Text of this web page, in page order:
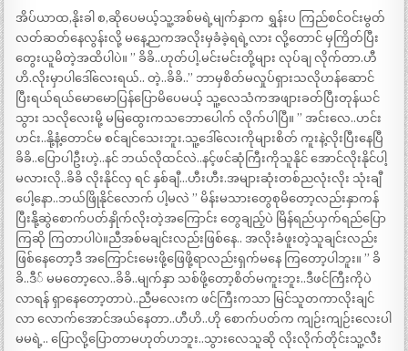
အိပ်ယာထ,နိုးခါ စ,ဆိုပေမယ့်သူ့အစ်မရဲ့မျက်နှာက ရွှန်းပ ကြည်စင်ဝင်းမွတ်
လတ်ဆတ်နေလွန်းလို့ မနေ့ညကအလိုးမှခံခဲ့ရရဲ့လား လို့တောင် မှကြိတ်ပြီး
တွေးယူမိတဲ့အထိပါပဲ။ ” ခိခိ..ဟုတ်ပါ့.မင်းမင်းတို့များ လုပ်ချ လိုက်တာ.ဟီ
ဟိ.လိုးမှာပါဒေါ်လေးရယ်.. တဲ့..ခိခိ..” ဘာမှစိတ်မလှုပ်ရှားသလိုဟန်ဆောင်
ပြီးရယ်ရယ်မောမောပြန်ပြောမိပေမယ့် သူ့လေသံကအဖျားခတ်ပြီးတုန်ယင်
သွား သလိုလေးမို့ မမြထွေးကသဘောပေါက် လိုက်ပါပြီ။ ” အင်းလေ..ဟင်း
ဟင်း..နို့နံ့တောင်မ စင်ချင်သေးဘူး.သူ့ဒေါ်လေးကိုများစိတ် ကူးနဲ့လိုးပြီးနေပြီ
ခိခိ..ပြောပါဦးဟဲ့..နင် ဘယ်လိုထင်လဲ..နင့်ဖင်ဆုံကြီးကိုသူနိုင် အောင်လိုးနိုင်ပါ့
မလားလို..ခိခိ လိုးနိုင်လှ ရင် နှစ်ချီ…ဟီးဟီး.အများဆုံးတစ်ညလုံးလိုး သုံးချီ
ပေါ့နော..ဘယ်ဖြိုနိုင်လောက် ပါ့မလဲ ” မိန်းမသားတွေစုမိတော့လည်းနှာကန်
ပြီးနို့်ဆွဲစောက်ပတ်နှိုက်လိုးတဲ့အကြောင်း တွေချည့်ပဲ မြိန်ရည်ယှက်ရည်ပြော
ကြဆို ကြတာပါပဲ။ညီအစ်မချင်းလည်းဖြစ်နေ.. အလိုးခံဖူးတဲ့သူချင်းလည်း
ဖြစ်နေတော့ဒီ အကြောင်းမေးဖို့ဖြေဖို့ရာလည်းရှက်မနေ ကြတော့ပါဘူး။ ” ခိ
ခိ..ဒီ် မမတော့လေ..ခိခိ..မျက်နှာ သစ်ဖို့တော့စိတ်မကူးဘူး..ဒီဖင်ကြီးကိုပဲ
လာရန် ရှာနေတော့တာပဲ..ညီမလေးက ဖင်ကြီးကသာ မြင်သူတကာလိုးချင်
လာ လောက်အောင်အယ်နေတာ..ဟီဟိ..ဟို စောက်ပတ်က ကျဉ်းကျဉ်းလေးပါ
မမရဲ့.. ပြောလို့ပြောတာမဟုတ်ပာဘူး..သွားလေသူဆို လိုးလိုက်တိုင်းသူ့လီး